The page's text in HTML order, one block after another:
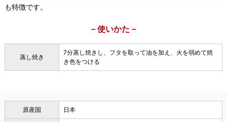
も特徴です。
－使いかた－
蒸し焼き
7分蒸し焼きし、フタを取って油を加え、火を弱めて焼
き色をつける
原産国 日本